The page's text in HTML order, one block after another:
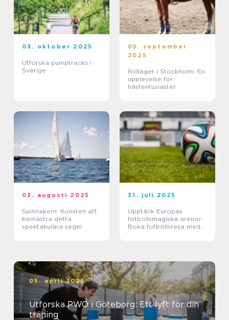
03. oktober 2025
Utforska pumptracks i
Sverige
05. september
2025
Ridläger i Stockholm: En
upplevelse för
hästentusiaster
03. augusti 2025
Spinnakern: Konsten att
bemästra detta
spektakulära segel
31. juli 2025
Upptäck Europas
fotbollsmagiska arenor:
Boka fotbollsresa med
05. april 2025
Utforska PWO i Göteborg: Ett lyft för din
träning